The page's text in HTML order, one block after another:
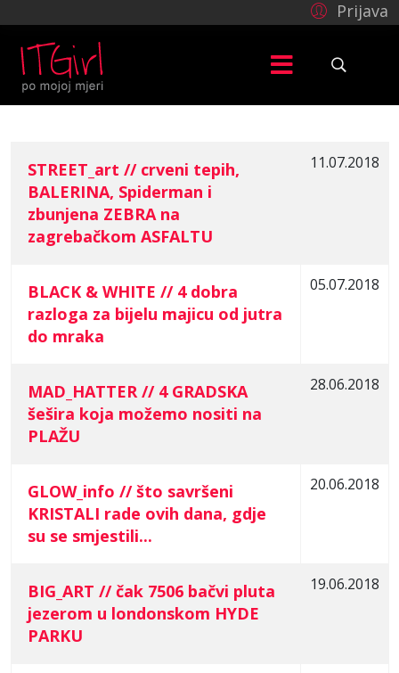
Prijava
COM_CONTENT_ARTICLES_TABLE_CAPTION
STREET_art // crveni tepih,
BALERINA, Spiderman i
zbunjena ZEBRA na
zagrebačkom ASFALTU
11.07.2018
BLACK & WHITE // 4 dobra
razloga za bijelu majicu od jutra
do mraka
05.07.2018
MAD_HATTER // 4 GRADSKA
šešira koja možemo nositi na
PLAŽU
28.06.2018
GLOW_info // što savršeni
KRISTALI rade ovih dana, gdje
su se smjestili...
20.06.2018
BIG_ART // čak 7506 bačvi pluta
jezerom u londonskom HYDE
PARKU
19.06.2018